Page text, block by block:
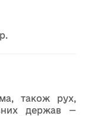
також рух,
держав —